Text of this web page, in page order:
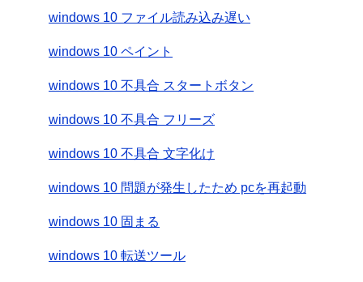
windows 10 ファイル読み込み遅い
windows 10 ペイント
windows 10 不具合 スタートボタン
windows 10 不具合 フリーズ
windows 10 不具合 文字化け
windows 10 問題が発生したため pcを再起動
windows 10 固まる
windows 10 転送ツール